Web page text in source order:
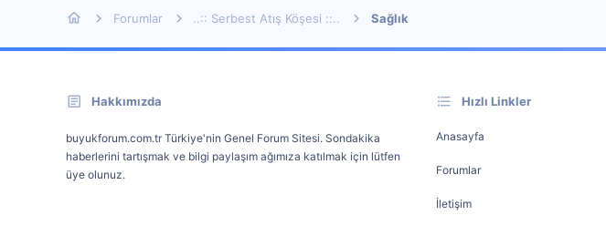
Forumlar ..:: Serbest Atış Köşesi ::.. Sağlık
Hakkımızda
buyukforum.com.tr Türkiye'nin Genel Forum Sitesi. Sondakika
haberlerini tartışmak ve bilgi paylaşım ağımıza katılmak için lütfen
üye olunuz.
Hızlı Linkler
Anasayfa
Forumlar
İletişim